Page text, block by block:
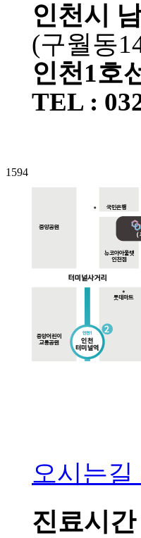
1594
인천시
(구월동
인천1호
TEL :
오시는길
진료시간